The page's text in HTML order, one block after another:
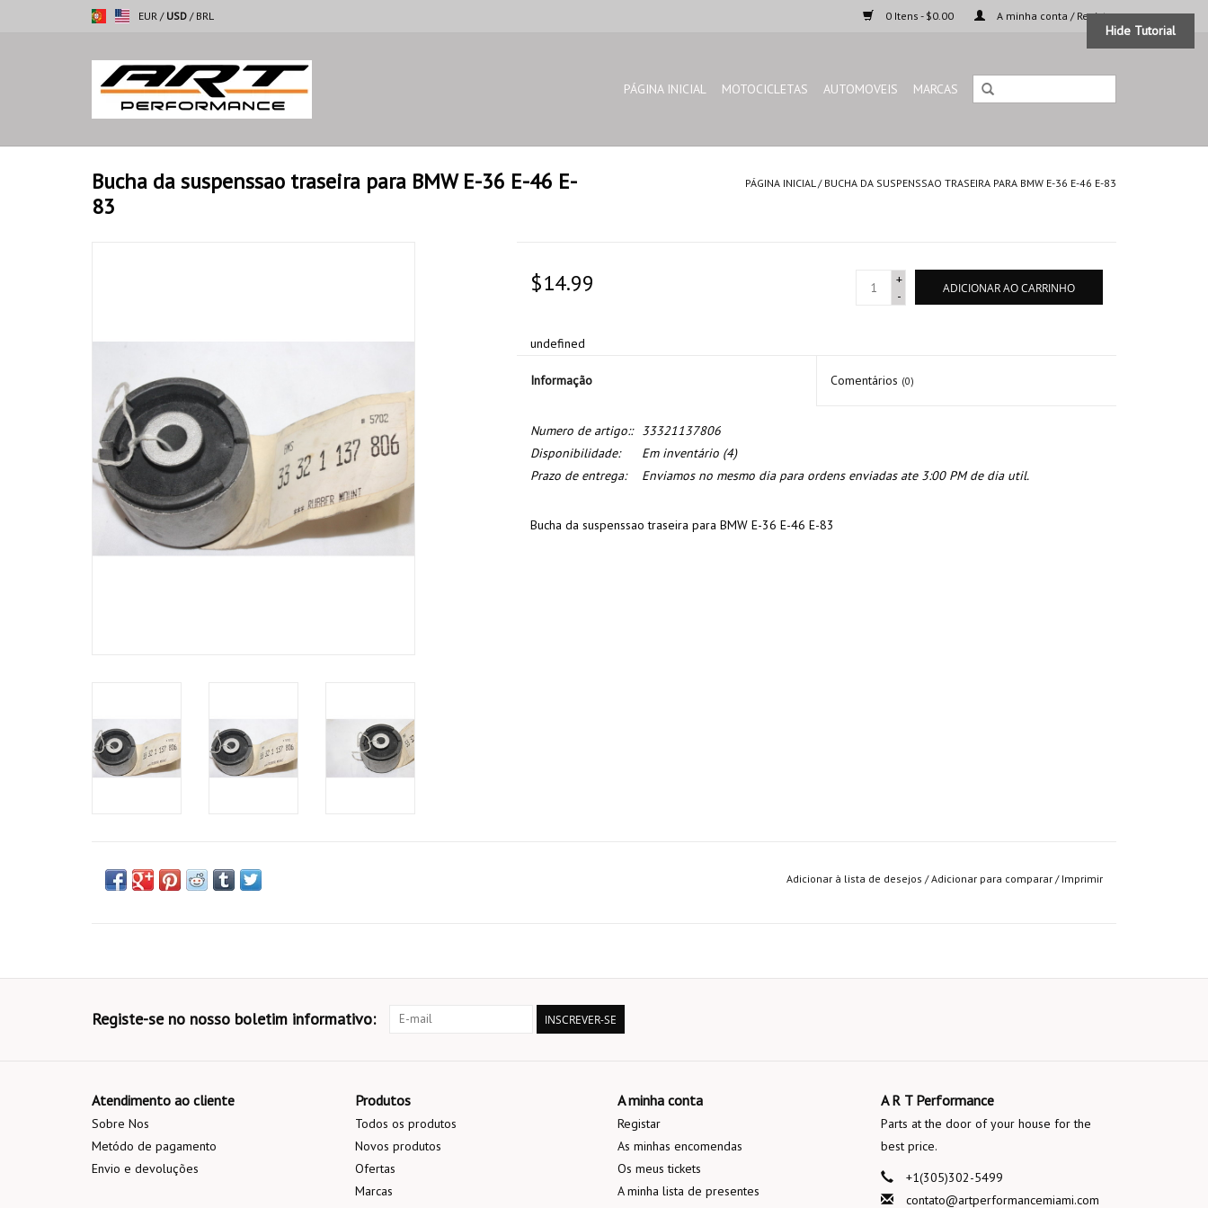
EUR / USD / BRL 0 Itens - $0.00 A minha conta / Registar
PÁGINA INICIAL MOTOCICLETAS AUTOMOVEIS MARCAS
Bucha da suspenssao traseira para BMW E-36 E-46 E-
83
PÁGINA INICIAL/ BUCHA DA SUSPENSSAO TRASEIRA PARA BMW E-36 E-46 E-83
$14.99
+
-
ADICIONAR AO CARRINHO
undefined
Informação Comentários (0)
Numero de artigo::
33321137806
Disponibilidade:
Em inventário(4)
Prazo de entrega:
Enviamos no mesmo dia para ordens enviadas ate 3:00 PM de dia util.
Bucha da suspenssao traseira para BMW E-36 E-46 E-83
Adicionar à lista de desejos /Adicionar para comparar / Imprimir
Registe-se no nosso boletim informativo: INSCREVER-SE
Atendimento ao cliente
Sobre Nos
Metódo de pagamento
Envio e devoluções
Produtos
Todos os produtos
Novos produtos
Ofertas
Marcas
A minha conta
Registar
As minhas encomendas
Os meus tickets
A minha lista de presentes
A R T Performance
Parts at the door of your house for the
best price.
+1(305)302-5499
contato@artperformancemiami.com
Hide Tutorial